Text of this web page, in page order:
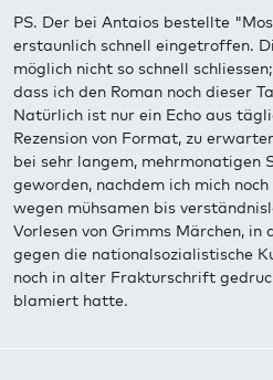
PS. Der bei Antaios bestellte
erstaunlich schnell eingetroffen.
möglich nicht so schnell
dass ich den Roman noch dieser
Natürlich ist nur ein Echo aus
Rezension von Format, zu
bei sehr langem, mehrmonatigen
geworden, nachdem ich mich
wegen mühsamen bis
Vorlesen von Grimms Märchen, in
gegen die nationalsozialistische
noch in alter Frakturschrift
blamiert hatte.